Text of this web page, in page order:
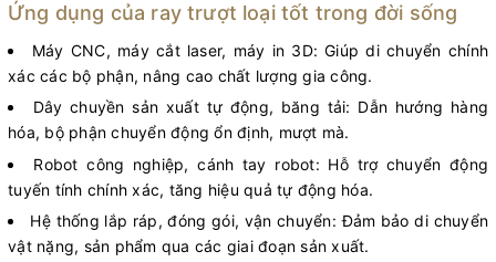
Ứng dụng của ray trượt loại tốt trong đời sống
Máy CNC, máy cắt laser, máy in 3D: Giúp di chuyển chính
xác các bộ phận, nâng cao chất lượng gia công.
Dây chuyền sản xuất tự động, băng tải: Dẫn hướng hàng
hóa, bộ phận chuyển động ổn định, mượt mà.
Robot công nghiệp, cánh tay robot: Hỗ trợ chuyển động
tuyến tính chính xác, tăng hiệu quả tự động hóa.
Hệ thống lắp ráp, đóng gói, vận chuyển: Đảm bảo di chuyển
vật nặng, sản phẩm qua các giai đoạn sản xuất.